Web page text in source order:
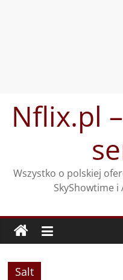
treściNflix.pl
Wszystko o polskiej
SkyShowtime
Salt